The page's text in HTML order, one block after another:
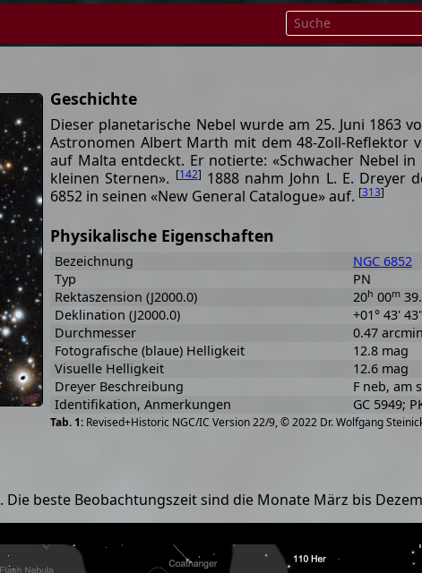
Geschichte
Dieser planetarische Nebel wurde am 25. Juni 1863
Astronomen Albert Marth mit dem 48-Zoll-Reflektor
auf Malta entdeckt. Er notierte: «Schwacher Nebel
kleinen Sternen». [142] 1888 nahm John L. E. Dreyer
6852 in seinen «New General Catalogue» auf. [313]
Physikalische Eigenschaften
Revised+Historic NGC/IC Version 22/9, © 2022 Dr. Wolfgang
Bezeichnung
NGC 6852
Typ
PN
Rektaszension (J2000.0)
20h 00m
Deklination (J2000.0)
+01° 43' 43"
Durchmesser
0.47 arcmin
Fotografische (blaue) Helligkeit
12.8 mag
Visuelle Helligkeit
12.6 mag
Dreyer Beschreibung
F neb, am
Identifikation, Anmerkungen
GC 5949;
. Die beste Beobachtungszeit sind die Monate März bis